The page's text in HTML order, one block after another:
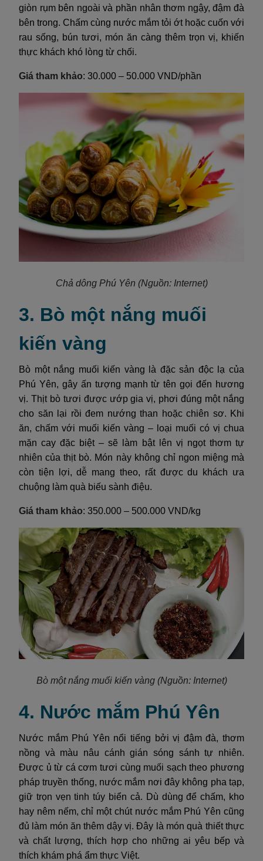
giòn rụm bên ngoài và phần nhân thơm ngậy, đậm đà
bên trong. Chấm cùng nước mắm tỏi ớt hoặc cuốn với
rau sống, bún tươi, món ăn càng thêm trọn vị, khiến
thực khách khó lòng từ chối.
Giá tham khảo: 30.000 – 50.000 VND/phần
Chả dông Phú Yên (Nguồn: Internet)
3. Bò một nắng muối
kiến vàng
Bò một nắng muối kiến vàng là đặc sản độc lạ của
Phú Yên, gây ấn tượng mạnh từ tên gọi đến hương
vị. Thịt bò tươi được ướp gia vị, phơi đúng một nắng
cho săn lại rồi đem nướng than hoặc chiên sơ. Khi
ăn, chấm với muối kiến vàng – loại muối có vị chua
mặn cay đặc biệt – sẽ làm bật lên vị ngọt thơm tự
nhiên của thịt bò. Món này không chỉ ngon miệng mà
còn tiện lợi, dễ mang theo, rất được du khách ưa
chuộng làm quà biếu sành điệu.
Giá tham khảo: 350.000 – 500.000 VND/kg
Bò một nắng muối kiến vàng(Nguồn: Internet)
4. Nước mắm Phú Yên
Nước mắm Phú Yên nổi tiếng bởi vị đậm đà, thơm
nồng và màu nâu cánh gián sóng sánh tự nhiên.
Được ủ từ cá cơm tươi cùng muối sạch theo phương
pháp truyền thống, nước mắm nơi đây không pha tạp,
giữ trọn vẹn tinh túy biển cả. Dù dùng để chấm, kho
hay nêm nếm, chỉ một chút nước mắm Phú Yên cũng
đủ làm món ăn thêm dậy vị. Đây là món quà thiết thực
và chất lượng, thích hợp cho những ai yêu bếp và
thích khám phá ẩm thực Việt.